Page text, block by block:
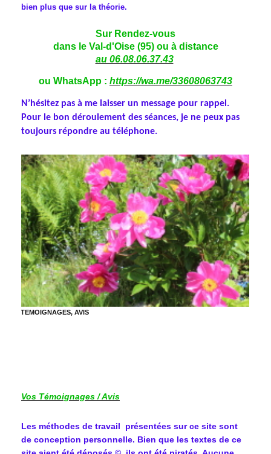
bien plus que sur la théorie.
Sur Rendez-vous
dans le Val-d'Oise (95) ou à distance
au 06.08.06.37.43
ou WhatsApp : https://wa.me/33608063743
N’hésitez pas à me laisser un message pour rappel.
Pour le bon déroulement des séances, je ne peux pas
toujours répondre au téléphone.
TEMOIGNAGES, AVIS
Vos Témoignages / Avis
Les méthodes de travail présentées sur ce site sont
de conception personnelle. Bien que les textes de ce